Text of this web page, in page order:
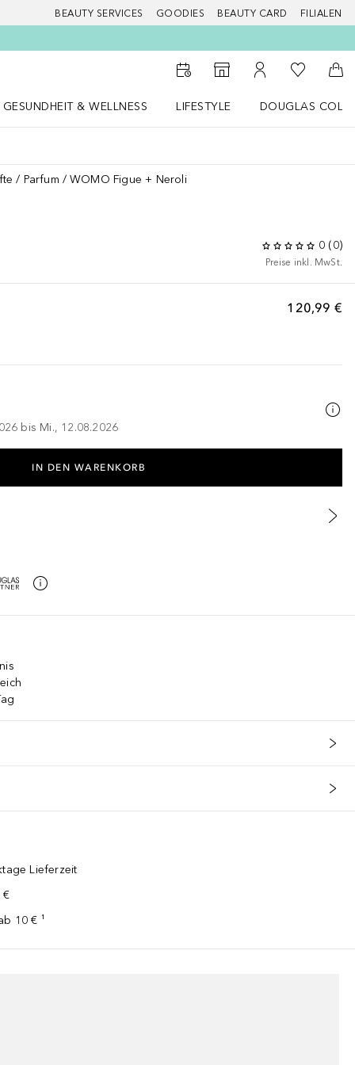
BEAUTY SERVICES GOODIES BEAUTY CARD FILIALEN
Zum Storefinder
Zu Meinem
Zu Meiner
GESUNDHEIT & WELLNESS
LIFESTYLE
DOUGLAS
Parfum WOMO Figue + Neroli
0 (0)
Preise inkl. MwSt.
120,99 €
bis Mi., 12.08.2026
IN DEN WARENKORB
Lieferzeit
€
10 € ¹